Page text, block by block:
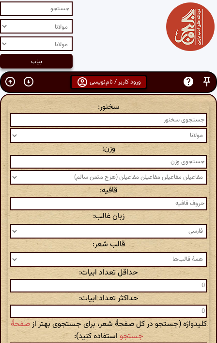
ورود کاربر / نام‌نویسی
سخنور:
وزن:
قافیه:
زبان غالب:
قالب شعر:
حداقل تعداد ابیات:
حداکثر تعداد ابیات:
کلیدواژه (جستجو در کل صفحهٔ شعر، برای جستجوی بهتر ازصفحهٔ
جستجو استفاده کنید):